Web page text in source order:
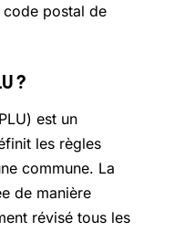
code postal de
?
est un
les règles
commune. La
de manière
révisé tous les